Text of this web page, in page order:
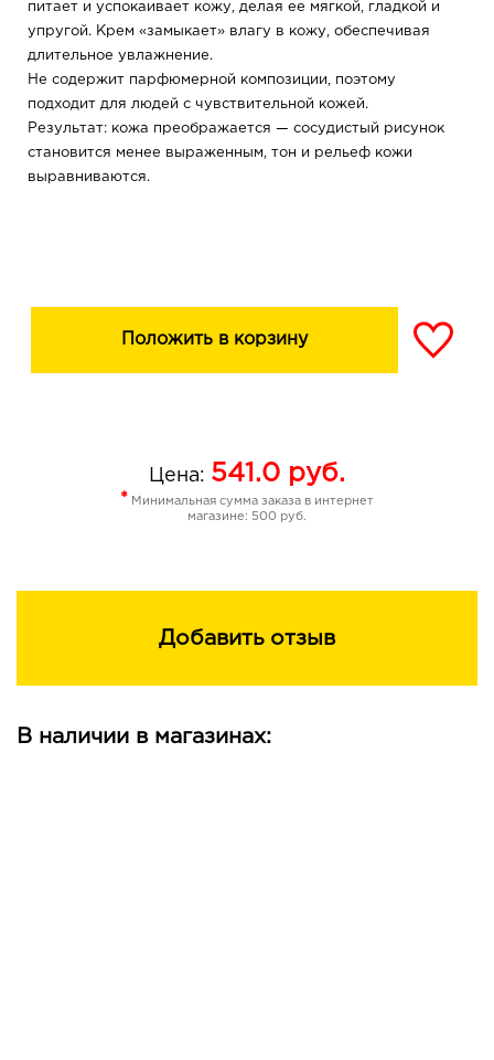
питает и успокаивает кожу, делая ее мягкой, гладкой и
упругой. Крем «замыкает» влагу в кожу, обеспечивая
длительное увлажнение.
Не содержит парфюмерной композиции, поэтому
подходит для людей с чувствительной кожей.
Результат: кожа преображается — сосудистый рисунок
становится менее выраженным, тон и рельеф кожи
выравниваются.
Положить в корзину
Цена: 541.0 руб.
* Минимальная сумма заказа в интернет
магазине: 500 руб.
Добавить отзыв
В наличии в магазинах: